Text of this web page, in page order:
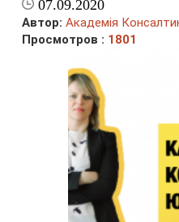
07.09.2020
Автор: Академія
Просмотров : 1801